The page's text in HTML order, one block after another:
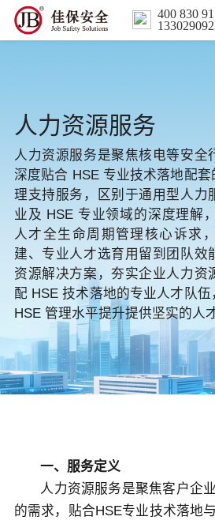
400 830
数智解决方案
行业案例
培训
人力服务
新闻中心
关于佳保
人力资源服务
人力资源服务是聚焦核电等安全
深度贴合 HSE 专业技术落地配
理支持服务，区别于通用型人力
业及 HSE 专业领域的深度理解
人才全生命周期管理核心诉求
建、专业人才选育用留到团队效
资源解决方案，夯实企业人力资
配 HSE 技术落地的专业人才队
HSE 管理水平提升提供坚实的人
一、服务定义
人力资源服务是聚焦客户企
的需求，贴合HSE专业技术落地